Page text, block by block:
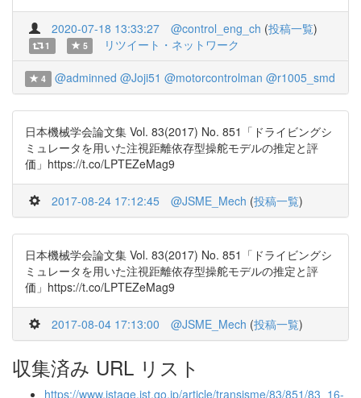
2020-07-18 13:33:27 @control_eng_ch (投稿一覧)
1 5 リツイート・ネットワーク
4 @adminned @Joji51 @motorcontrolman @r1005_smd
日本機械学会論文集 Vol. 83(2017) No. 851「ドライビングシ
ミュレータを用いた注視距離依存型操舵モデルの推定と評
価」https://t.co/LPTEZeMag9
2017-08-24 17:12:45 @JSME_Mech (投稿一覧)
日本機械学会論文集 Vol. 83(2017) No. 851「ドライビングシ
ミュレータを用いた注視距離依存型操舵モデルの推定と評
価」https://t.co/LPTEZeMag9
2017-08-04 17:13:00 @JSME_Mech (投稿一覧)
収集済み URL リスト
https://www.jstage.jst.go.jp/article/transjsme/83/851/83_16-